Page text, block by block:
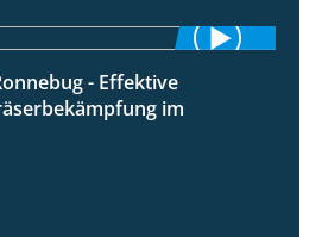
- Effektive
im